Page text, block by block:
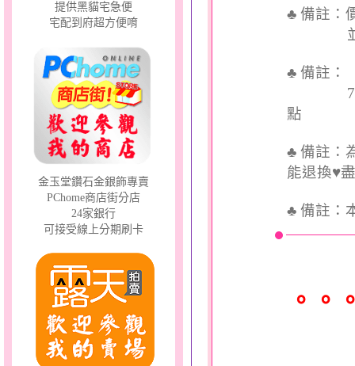
提供黑貓宅急便
宅配到府超方便唷
金玉堂鑽石金銀飾專賣
PChome商店街分店
24家銀行
可接受線上分期刷卡
♣ 備註：
並交付
♣ 備註：
7個工
點
♣ 備註：
能退換♥
♣ 備註：
。。